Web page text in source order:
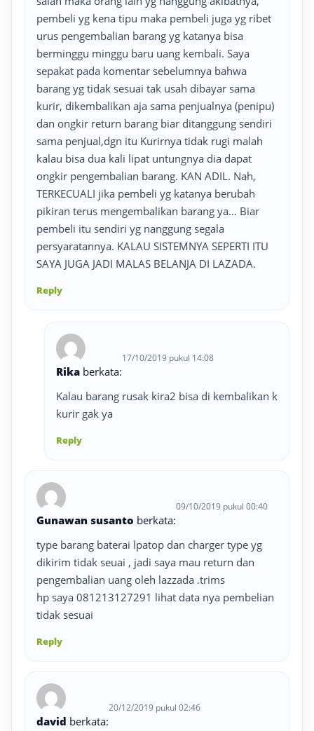
pembeli yg kena tipu maka pembeli juga yg ribet
urus pengembalian barang yg katanya bisa
berminggu minggu baru uang kembali. Saya
sepakat pada komentar sebelumnya bahwa
barang yg tidak sesuai tak usah dibayar sama
kurir, dikembalikan aja sama penjualnya (penipu)
dan ongkir return barang biar ditanggung sendiri
sama penjual,dgn itu Kurirnya tidak rugi malah
kalau bisa dua kali lipat untungnya dia dapat
ongkir pengembalian barang. KAN ADIL. Nah,
TERKECUALI jika pembeli yg katanya berubah
pikiran terus mengembalikan barang ya… Biar
pembeli itu sendiri yg nanggung segala
persyaratannya. KALAU SISTEMNYA SEPERTI ITU
SAYA JUGA JADI MALAS BELANJA DI LAZADA.
Reply
Rika berkata:
17/10/2019 pukul 14:08
Kalau barang rusak kira2 bisa di kembalikan k
kurir gak ya
Reply
Gunawan susanto berkata:
09/10/2019 pukul 00:40
type barang baterai lpatop dan charger type yg
dikirim tidak seuai , jadi saya mau return dan
pengembalian uang oleh lazzada .trims
hp saya 081213127291 lihat data nya pembelian
tidak sesuai
Reply
david berkata:
20/12/2019 pukul 02:46